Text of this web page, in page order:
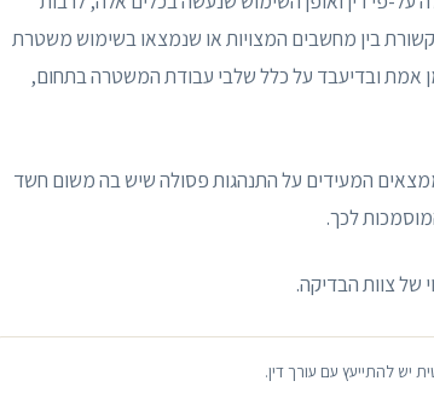
בין מחשבים המצויות או שנמצאו בשימוש משטרת
אמת ובדיעבד על כלל שלבי עבודת המשטרה בתחום,
המעידים על התנהגות פסולה שיש בה משום חשד
לכך.
של צוות הבדיקה.
יש להתייעץ עם עורך דין.